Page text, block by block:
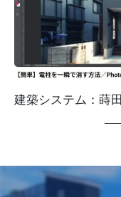
建築システム：蒔田